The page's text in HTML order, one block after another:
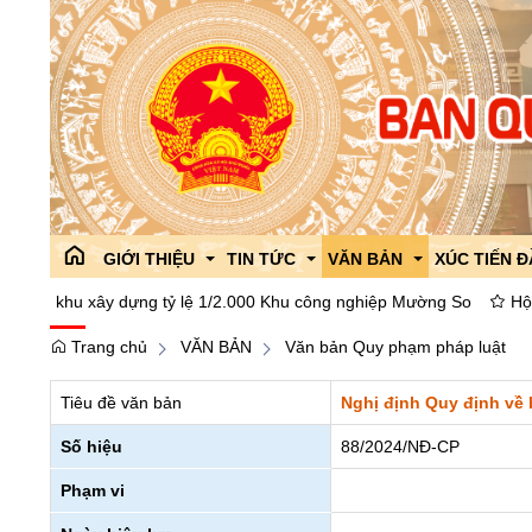
GIỚI THIỆU
Giới thiệu chung
Lãnh đạo Ban
Lịch sử hình thành và phát triển
TIN TỨC
Công tác đối ngoại
Tin tức của ban
Thông tin liên ngành
Tổ chức Đảng,đoàn thể
Chi bộ
Công đoàn
Cải cách hành chính
VĂN BẢN
Văn bản Quy phạm pháp
Văn bản góp ý dự thảo
ISO 9001:2015
Văn bản chỉ đạo điều
Giáo dục phổ biến pháp
XÚC TIẾN
Giới thiệu
Chính
Các hoạt
Dự án thu
xây dựng tỷ lệ 1/2.000 Khu công nghiệp Mường So Hội nghị
Trang chủ VĂN BẢN Văn bản Quy phạm pháp luật
Tiêu đề văn bản Nghị định Quy định
Số hiệu 88/2024/NĐ-CP
Phạm vi